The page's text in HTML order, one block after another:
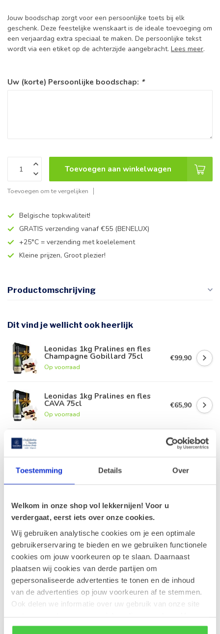
Toestemming Details Over
Welkom in onze shop vol lekkernijen! Voor u
verdergaat, eerst iets over onze cookies.
Wij gebruiken analytische cookies om je een optimale
gebruikerservaring te bieden en we gebruiken functionele
cookies om jouw voorkeuren op te slaan. Daarnaast
plaatsen wij cookies van derde partijen om
gepersonaliseerde advertenties te tonen en de inhoud
van de advertenties op jouw voorkeuren af te stemmen.
Ook delen we informatie over uw gebruik van onze site
rekening mee dat als je bepaalde cookies blokkeert, het
Jouw boodschap zorgt voor een persoonlijke toets bij elk
geschenk. Deze feestelijke wenskaart is de ideale toevoeging om
een verjaardag extra speciaal te maken. De persoonlijke tekst
wordt via een etiket op de achterzijde aangebracht. Lees meer.
Uw (korte) Persoonlijke boodschap: *
Toevoegen aan winkelwagen
Toevoegen om te vergelijken
Belgische topkwaliteit!
GRATIS verzending vanaf €55 (BENELUX)
+25°C = verzending met koelelement
Kleine prijzen, Groot plezier!
Productomschrijving
Dit vind je wellicht ook heerlijk
Leonidas 1kg Pralines en fles
Champagne Gobillard 75cl
Op voorraad
€99,90
Leonidas 1kg Pralines en fles
CAVA 75cl
Op voorraad
€65,90
€63,90
Op voorraad
Leonidas Rode Juwelendoos
Op voorraad
€41,90
Recent bekeken